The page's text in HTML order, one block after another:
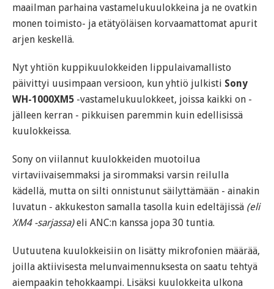
maailman parhaina vastamelukuulokkeina ja ne ovatkin
monen toimisto- ja etätyöläisen korvaamattomat apurit
arjen keskellä.
Nyt yhtiön kuppikuulokkeiden lippulaivamallisto
päivittyi uusimpaan versioon, kun yhtiö julkisti Sony
WH-1000XM5 -vastamelukuulokkeet, joissa kaikki on -
jälleen kerran - pikkuisen paremmin kuin edellisissä
kuulokkeissa.
Sony on viilannut kuulokkeiden muotoilua
virtaviivaisemmaksi ja sirommaksi varsin reilulla
kädellä, mutta on silti onnistunut säilyttämään - ainakin
luvatun - akkukeston samalla tasolla kuin edeltäjissä (eli
XM4 -sarjassa)eli ANC:n kanssa jopa 30 tuntia.
Uutuutena kuulokkeisiin on lisätty mikrofonien määrää,
joilla aktiivisesta melunvaimennuksesta on saatu tehtyä
aiempaakin tehokkaampi. Lisäksi kuulokkeita ulkona